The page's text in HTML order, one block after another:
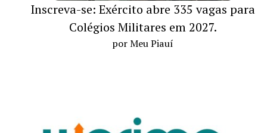
Inscreva-se: Exército abre 335 vagas para
Colégios Militares em 2027.
por Meu Piauí